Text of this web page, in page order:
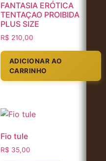
FANTASIA ERÓTICA
TENTAÇAO PROIBIDA
PLUS SIZE
R$ 210,00
ADICIONAR AO
CARRINHO
Fio tule
R$ 35,00